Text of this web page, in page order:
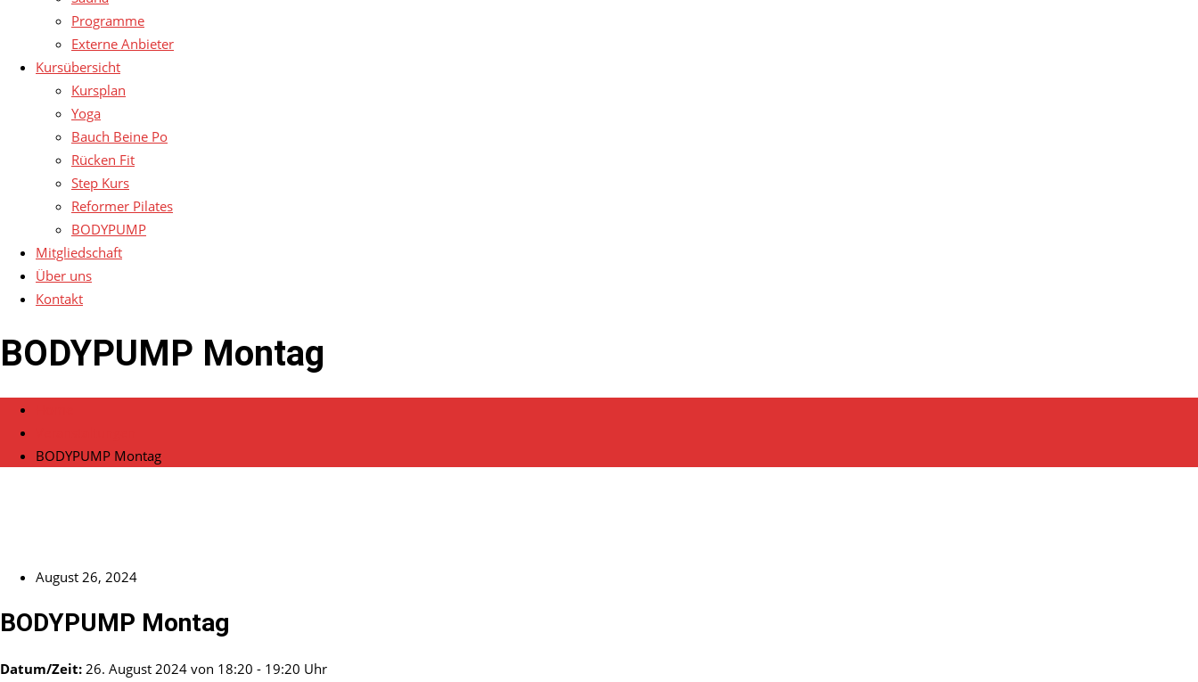
Programme
Externe Anbieter
Kursübersicht
Kursplan
Yoga
Bauch Beine Po
Rücken Fit
Step Kurs
Reformer Pilates
BODYPUMP
Mitgliedschaft
Über uns
Kontakt
BODYPUMP Montag
BODYPUMP Montag
August 26, 2024
BODYPUMP Montag
Datum/Zeit: 26. August 2024 von 18:20 - 19:20 Uhr